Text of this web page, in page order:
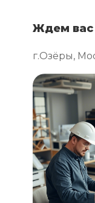
Ждем
г.Озёры,